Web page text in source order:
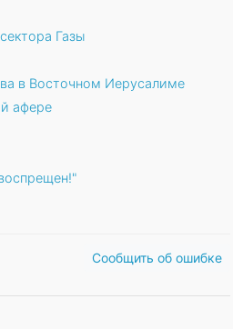
Газы
в Восточном Иерусалиме
афере
Сообщить об ошибке